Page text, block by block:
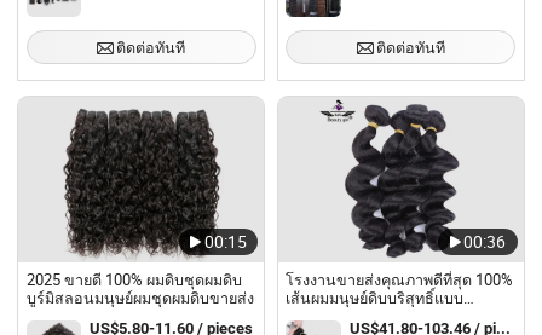
ติดต่อทันที ติดต่อทันที
00:15
2025 ขายดี 100% ผมดิบชุดผมดิบ
บูร์มิสลอนมนุษย์ผมชุดผมดิบขายส่ง
US$5.80-11.60 / pieces
00:36
โรงงานขายส่งคุณภาพดีที่สุด 100%
เส้นผมมนุษย์ดิบบริสุทธิ์แบบ
ธรรมชาติ
US$41.80-103.46 / pieces